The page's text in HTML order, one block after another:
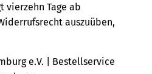
vierzehn Tage ab
auszuüben,
e.V. | Bestellservice